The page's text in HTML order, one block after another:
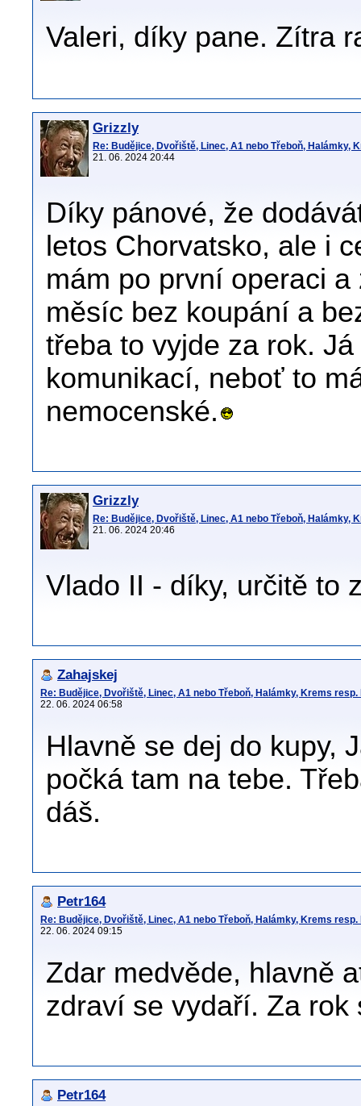
Valeri, díky pane. Zítra
Grizzly
Re: Budějice, Dvořiště, Linec, A1 nebo Třeboň, Halámky,
21. 06. 2024 20:44
Díky pánové, že
letos Chorvatsko, ale i
mám po první operaci
měsíc bez koupání a
třeba to vyjde za rok.
komunikací, neboť to
nemocenské.
Grizzly
Re: Budějice, Dvořiště, Linec, A1 nebo Třeboň, Halámky,
21. 06. 2024 20:46
Vlado II - díky, určitě to
Zahajskej
Re: Budějice, Dvořiště, Linec, A1 nebo Třeboň, Halámky, Krems resp.
22. 06. 2024 06:58
Hlavně se dej do kupy,
počká tam na tebe.
dáš.
Petr164
Re: Budějice, Dvořiště, Linec, A1 nebo Třeboň, Halámky, Krems resp.
22. 06. 2024 09:15
Zdar medvěde, hlavně
zdraví se vydaří. Za rok
Petr164